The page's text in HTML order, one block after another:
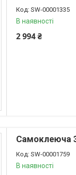
SW-00001335
В наявності
2 994 ₴
Самоклеюча
SW-00001759
В наявності